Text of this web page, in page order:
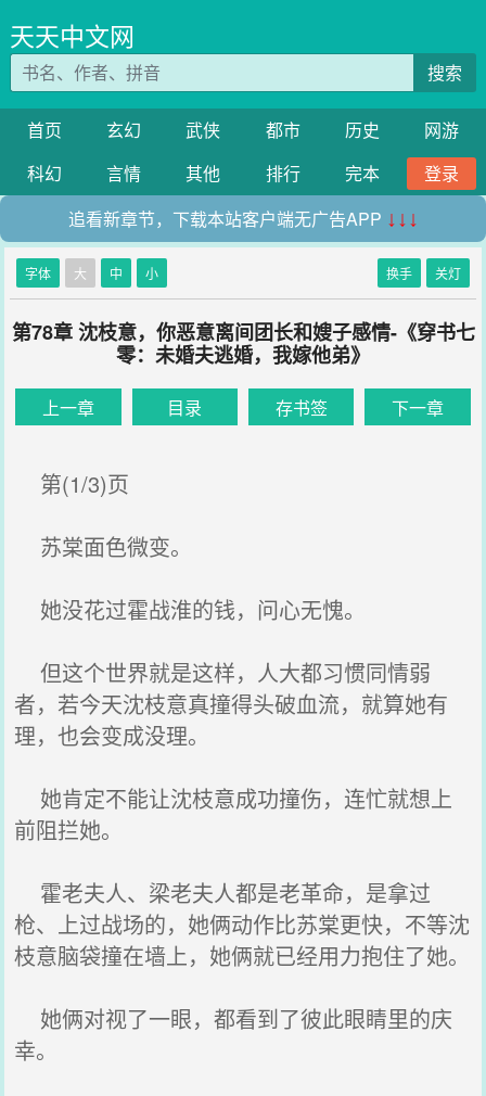
天天中文网
搜索
首页 玄幻 武侠 都市 历史
网游
科幻
言情 其他 排行 完本
登录
追看新章节，下载本站客户端无广告APP ↓↓↓
字体 大 中 小 换手 关灯
第78章 沈枝意，你恶意离间团长和嫂子感情-《穿书七
零：未婚夫逃婚，我嫁他弟》
上一章 目录 存书签 下一章
第(1/3)页
苏棠面色微变。
她没花过霍战淮的钱，问心无愧。
但这个世界就是这样，人大都习惯同情弱
者，若今天沈枝意真撞得头破血流，就算她有
理，也会变成没理。
她肯定不能让沈枝意成功撞伤，连忙就想上
前阻拦她。
霍老夫人、梁老夫人都是老革命，是拿过
枪、上过战场的，她俩动作比苏棠更快，不等沈
枝意脑袋撞在墙上，她俩就已经用力抱住了她。
她俩对视了一眼，都看到了彼此眼睛里的庆
幸。